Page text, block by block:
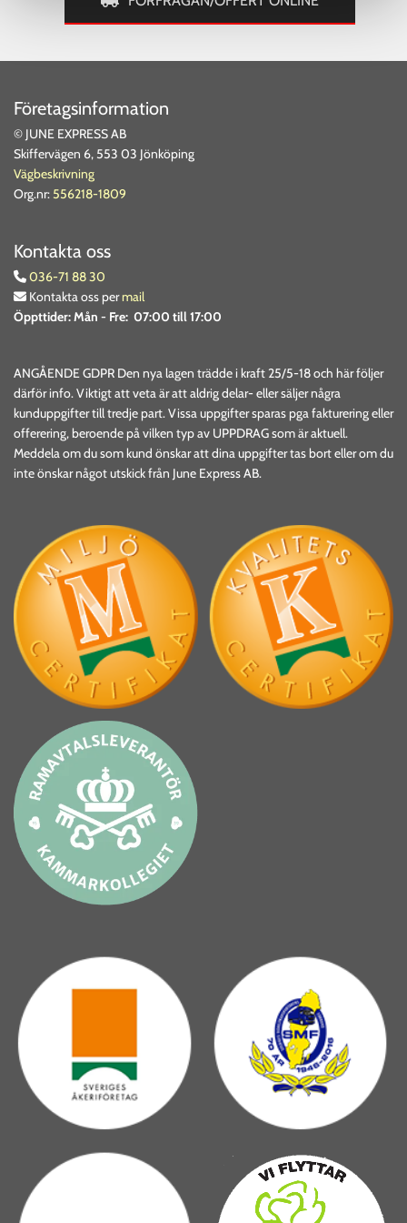
Företagsinformation
© JUNE EXPRESS AB
Skiffervägen 6, 553 03 Jönköping
Vägbeskrivning
Org.nr: 556218-1809
Kontakta oss
 036-71 88 30
 Kontakta oss permail
Öppttider:Mån - Fre: 07:00 till 17:00
ANGÅENDE GDPR Den nya lagen trädde i kraft 25/5-18 och här följer
därför info. Viktigt att veta är att aldrig delar- eller säljer några
kunduppgifter till tredje part. Vissa uppgifter sparas pga fakturering eller
offerering, beroende på vilken typ av UPPDRAG som är aktuell.
Meddela om du som kund önskar att dina uppgifter tas bort eller om du
inte önskar något utskick från June Express AB.